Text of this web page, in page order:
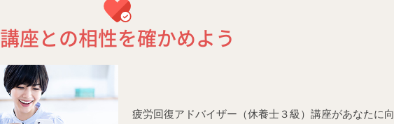
講座との相性を確かめよう
疲労回復アドバイザー（休養士３級）講座があなたに向